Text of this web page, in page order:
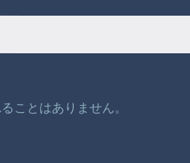
ことはありません。